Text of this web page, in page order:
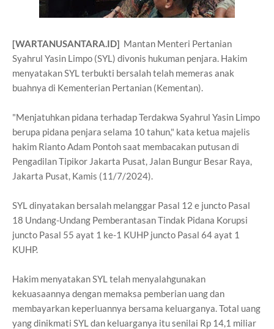
[WARTANUSANTARA.ID] Mantan Menteri Pertanian
Syahrul Yasin Limpo (SYL) divonis hukuman penjara. Hakim
menyatakan SYL terbukti bersalah telah memeras anak
buahnya di Kementerian Pertanian (Kementan).
"Menjatuhkan pidana terhadap Terdakwa Syahrul Yasin Limpo
berupa pidana penjara selama 10 tahun," kata ketua majelis
hakim Rianto Adam Pontoh saat membacakan putusan di
Pengadilan Tipikor Jakarta Pusat, Jalan Bungur Besar Raya,
Jakarta Pusat, Kamis (11/7/2024).
SYL dinyatakan bersalah melanggar Pasal 12 e juncto Pasal
18 Undang-Undang Pemberantasan Tindak Pidana Korupsi
juncto Pasal 55 ayat 1 ke-1 KUHP juncto Pasal 64 ayat 1
KUHP.
Hakim menyatakan SYL telah menyalahgunakan
kekuasaannya dengan memaksa pemberian uang dan
membayarkan keperluannya bersama keluarganya. Total uang
yang dinikmati SYL dan keluarganya itu senilai Rp 14,1 miliar